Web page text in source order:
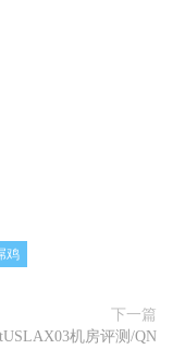
鸡
下一篇
机房评测/QN